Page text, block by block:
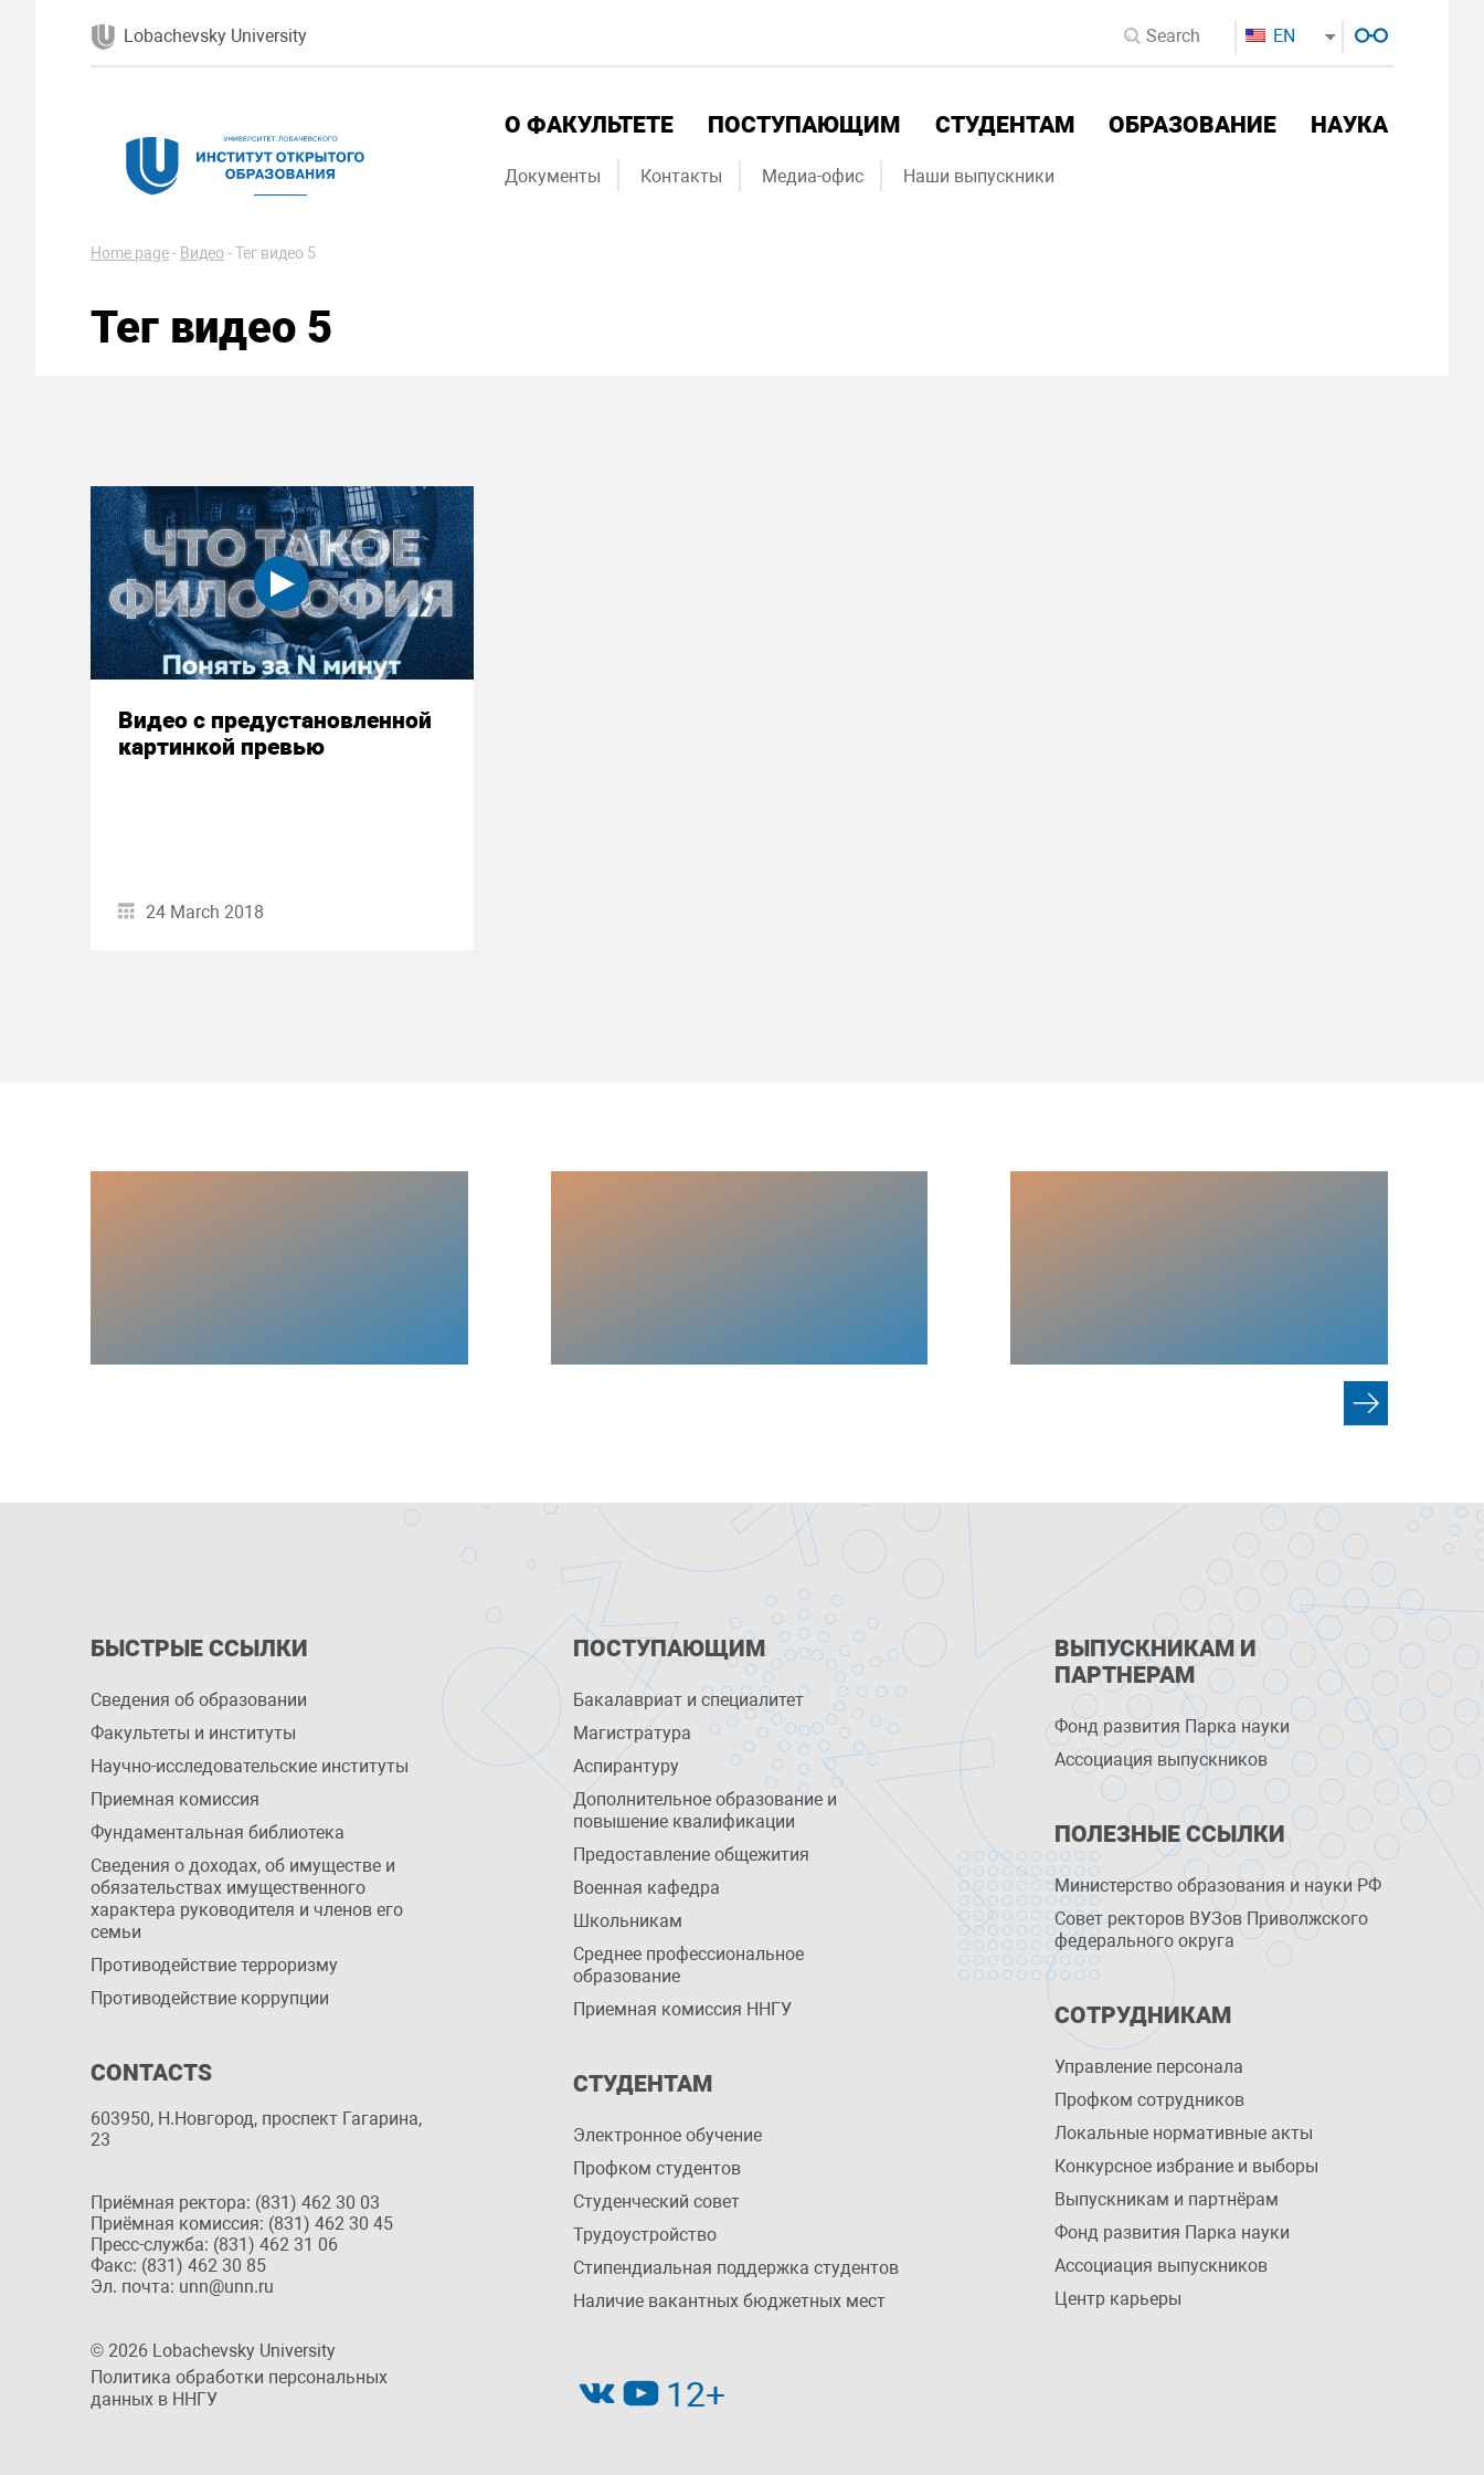
Lobachevsky University EN
О ФАКУЛЬТЕТЕ ПОСТУПАЮЩИМ СТУДЕНТАМ ОБРАЗОВАНИЕ НАУКА
Документы Контакты Медиа-офис Наши выпускники
Home page- Видео -Тег видео 5
Тег видео 5
Видео с предустановленной
картинкой превью
24 March 2018
БЫСТРЫЕ ССЫЛКИ
Сведения об образовании
Факультеты и институты
Научно-исследовательские институты
Приемная комиссия
Фундаментальная библиотека
Сведения о доходах, об имуществе и
обязательствах имущественного
характера руководителя и членов его
семьи
Противодействие терроризму
Противодействие коррупции
CONTACTS
603950, Н.Новгород, проспект Гагарина,
23
Приёмная ректора: (831) 462 30 03
Приёмная комиссия: (831) 462 30 45
Пресс-служба: (831) 462 31 06
Факс: (831) 462 30 85
Эл. почта: unn@unn.ru
ПОСТУПАЮЩИМ
Бакалавриат и специалитет
Магистратура
Аспирантуру
Дополнительное образование и
повышение квалификации
Предоставление общежития
Военная кафедра
Школьникам
Среднее профессиональное
образование
Приемная комиссия ННГУ
СТУДЕНТАМ
Электронное обучение
Профком студентов
Студенческий совет
Трудоустройство
Стипендиальная поддержка студентов
Наличие вакантных бюджетных мест
ВЫПУСКНИКАМ И
ПАРТНЕРАМ
Фонд развития Парка науки
Ассоциация выпускников
ПОЛЕЗНЫЕ ССЫЛКИ
Министерство образования и науки РФ
Совет ректоров ВУЗов Приволжского
федерального округа
СОТРУДНИКАМ
Управление персоналa
Профком сотрудников
Локальные нормативные акты
Конкурсное избрание и выборы
Выпускникам и партнёрам
Фонд развития Парка науки
Ассоциация выпускников
Центр карьеры
© 2026 Lobachevsky University
Политика обработки персональных
данных в ННГУ
12+